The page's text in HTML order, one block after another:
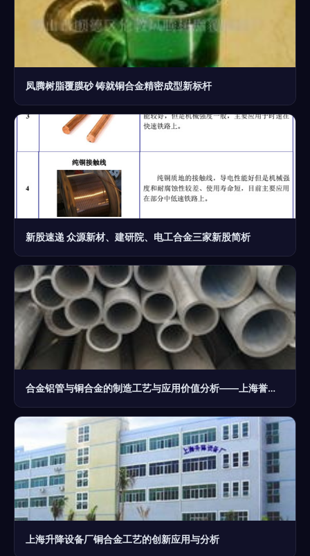
凤腾树脂覆膜砂 铸就铜合金精密成型新标杆
新股速递 众源新材、建研院、电工合金三家新股简析
合金铝管与铜合金的制造工艺与应用价值分析——上海誉诚金属制品厂专业解读
上海升降设备厂铜合金工艺的创新应用与分析